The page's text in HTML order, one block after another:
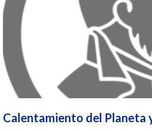
Calentamiento del Planeta